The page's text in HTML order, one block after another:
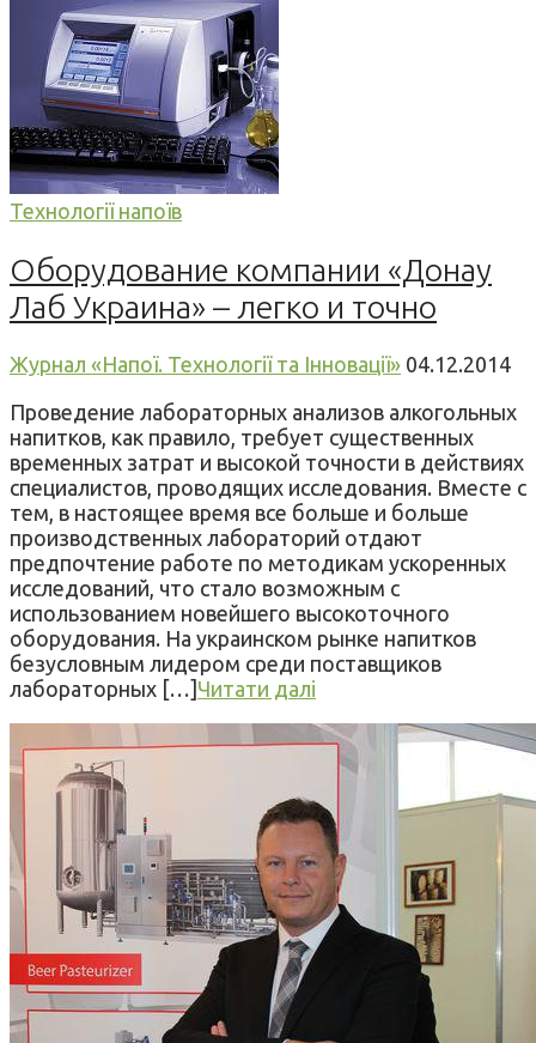
Технології напоїв
Оборудование компании «Донау
Лаб Украина» – легко и точно
Журнал «Напої. Технології та Інновації» 04.12.2014
Проведение лабораторных анализов алкогольных
напитков, как правило, требует существенных
временных затрат и высокой точности в действиях
специалистов, проводящих исследования. Вместе с
тем, в настоящее время все больше и больше
производственных лабораторий отдают
предпочтение работе по методикам ускоренных
исследований, что стало возможным с
использованием новейшего высокоточного
оборудования. На украинском рынке напитков
безусловным лидером среди поставщиков
лабораторных […] Читати далі